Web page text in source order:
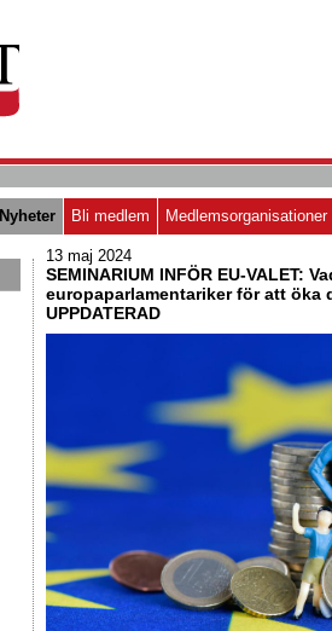
Nyheter Bli medlem Medlemsorganisationer
13 maj 2024
SEMINARIUM INFÖR EU-VALET:
europaparlamentariker för att öka
UPPDATERAD